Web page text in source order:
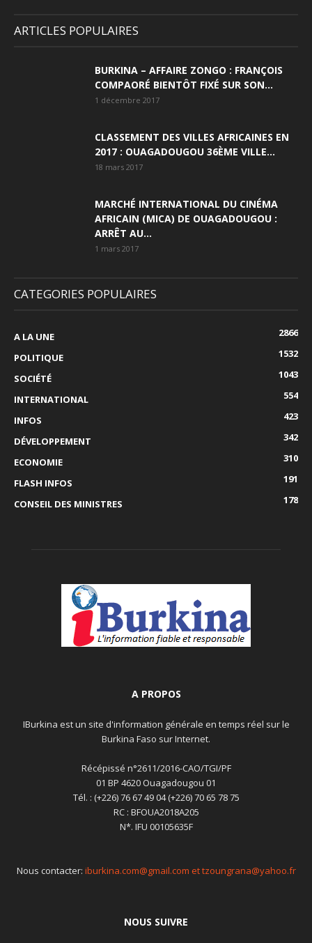
ARTICLES POPULAIRES
BURKINA – AFFAIRE ZONGO : FRANÇOIS
COMPAORÉ BIENTÔT FIXÉ SUR SON...
1 décembre 2017
CLASSEMENT DES VILLES AFRICAINES EN
2017 : OUAGADOUGOU 36ÈME VILLE...
18 mars 2017
MARCHÉ INTERNATIONAL DU CINÉMA
AFRICAIN (MICA) DE OUAGADOUGOU :
ARRÊT AU...
1 mars 2017
CATEGORIES POPULAIRES
A LA UNE
2866
POLITIQUE
1532
SOCIÉTÉ
1043
INTERNATIONAL
554
INFOS
423
DÉVELOPPEMENT
342
ECONOMIE
310
FLASH INFOS
191
CONSEIL DES MINISTRES
178
A PROPOS
IBurkina est un site d'information générale en temps réel sur le
Burkina Faso sur Internet.
Récépissé n°2611/2016-CAO/TGI/PF
01 BP 4620 Ouagadougou 01
Tél. : (+226) 76 67 49 04 (+226) 70 65 78 75
RC : BFOUA2018A205
N*. IFU 00105635F
Nous contacter: iburkina.com@gmail.com et tzoungrana@yahoo.fr
NOUS SUIVRE